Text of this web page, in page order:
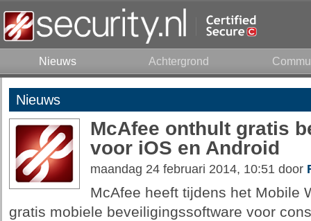
Nieuws Achtergrond
Nieuws
McAfee onthult gratis
voor iOS en Android
maandag 24 februari 2014, 10:51 door
McAfee heeft tijdens het Mobile
gratis mobiele beveiligingssoftware voor